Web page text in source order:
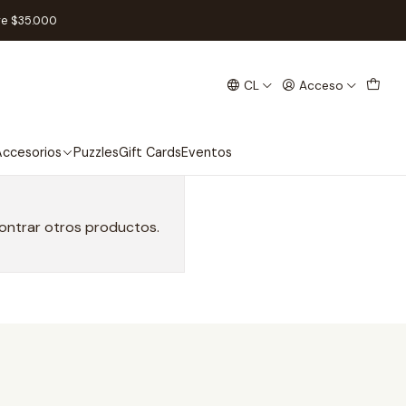
CL Acceso
PuzzlesGift CardsEventos
$35.000
otros productos.